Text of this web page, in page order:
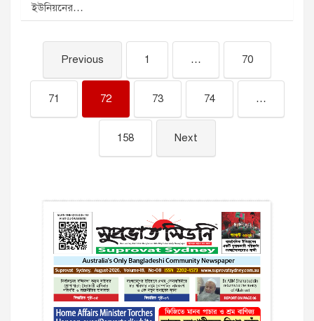
ইউনিয়নের…
Previous 1 … 70
71 72 73 74 …
158 Next